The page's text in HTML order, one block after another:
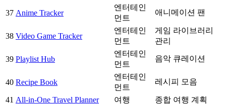
37 Anime Tracker
엔터테인
먼트
애니메이션 팬
38 Video Game Tracker
엔터테인
먼트
게임 라이브러리
관리
39 Playlist Hub
엔터테인
먼트
음악 큐레이션
40 Recipe Book
엔터테인
먼트
레시피 모음
41 All-in-One Travel Planner 여행
종합 여행 계획